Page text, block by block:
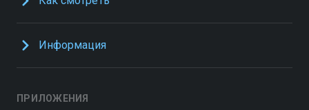
Информация
ПРИЛОЖЕНИЯ